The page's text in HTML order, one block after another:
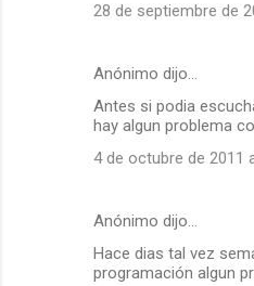
28 de septiembre de
Anónimo dijo…
Antes si podia
hay algun problema
4 de octubre de 2011
Anónimo dijo…
Hace dias tal vez
programación algun